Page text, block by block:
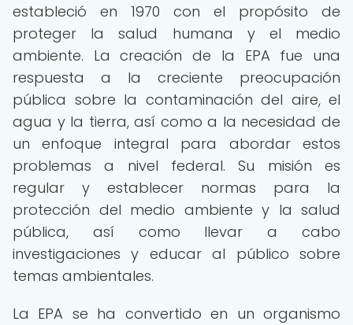
estableció en 1970 con el propósito de
proteger la salud humana y el medio
ambiente. La creación de la EPA fue una
respuesta a la creciente preocupación
pública sobre la contaminación del aire, el
agua y la tierra, así como a la necesidad de
un enfoque integral para abordar estos
problemas a nivel federal. Su misión es
regular y establecer normas para la
protección del medio ambiente y la salud
pública, así como llevar a cabo
investigaciones y educar al público sobre
temas ambientales.
La EPA se ha convertido en un organismo